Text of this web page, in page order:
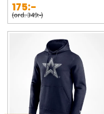
175:-
(ord. 349:-)